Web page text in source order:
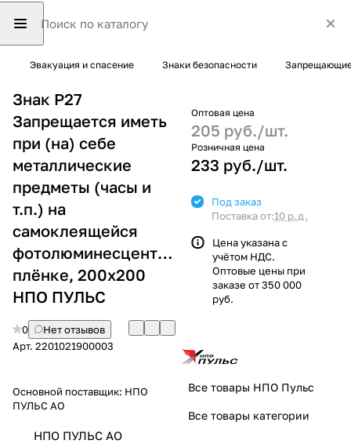
Эвакуация и спасение Знаки безопасности
Знак P27
Запрещается иметь
при (на) себе
металлические
предметы (часы и
т.п.) на
самоклеящейся
фотолюминесцентной
плёнке, 200х200
НПО ПУЛЬС
0
Нет отзывов
Арт. 2201021900003
Основной поставщик: НПО
ПУЛЬС АО
НПО ПУЛЬС АО
Оптовая цена
205 руб./шт.
Розничная цена
233 руб./шт.
Под заказ
Поставка от:10 р.д.
Цена указана с
учётом НДС.
Оптовые цены при
заказе от 350 000
руб.
Все товары НПО Пульс
Все товары категории